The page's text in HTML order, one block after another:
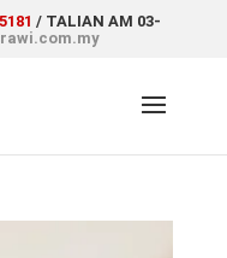
/ TALIAN AM 03-